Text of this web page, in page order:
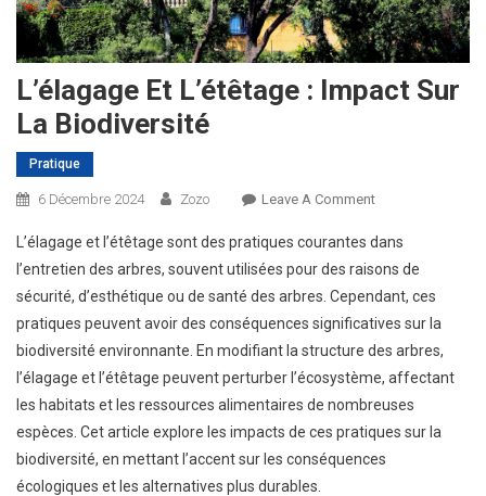
L’élagage Et L’étêtage : Impact Sur
La Biodiversité
Pratique
6 Décembre 2024 Zozo Leave A CommentOn
Et
L’étêtage
:
Impact
Sur
La
L’élagage et l’étêtage sont des pratiques courantes dans
l’entretien des arbres, souvent utilisées pour des raisons de
sécurité, d’esthétique ou de santé des arbres. Cependant, ces
pratiques peuvent avoir des conséquences significatives sur la
biodiversité environnante. En modifiant la structure des arbres,
l’élagage et l’étêtage peuvent perturber l’écosystème, affectant
les habitats et les ressources alimentaires de nombreuses
espèces. Cet article explore les impacts de ces pratiques sur la
biodiversité, en mettant l’accent sur les conséquences
écologiques et les alternatives plus durables.